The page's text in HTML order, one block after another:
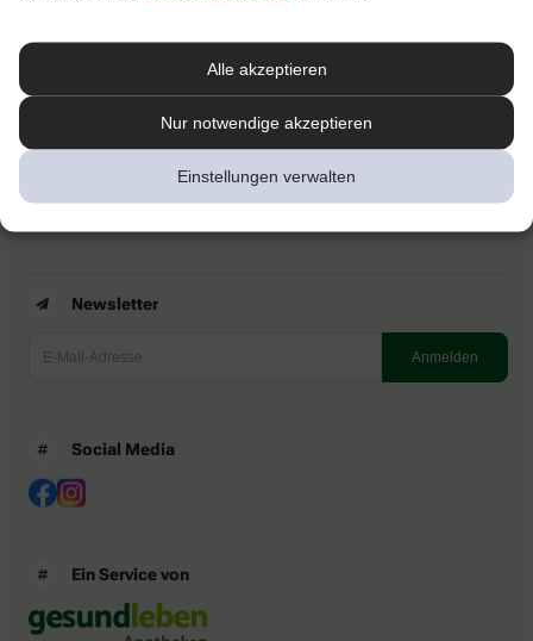
Alle akzeptieren
Nur notwendige akzeptieren
Einstellungen verwalten
apotheke.com Informationen
Newsletter
Barrierefreiheitserklärung
Newsletter
Social Media
Ein Service von